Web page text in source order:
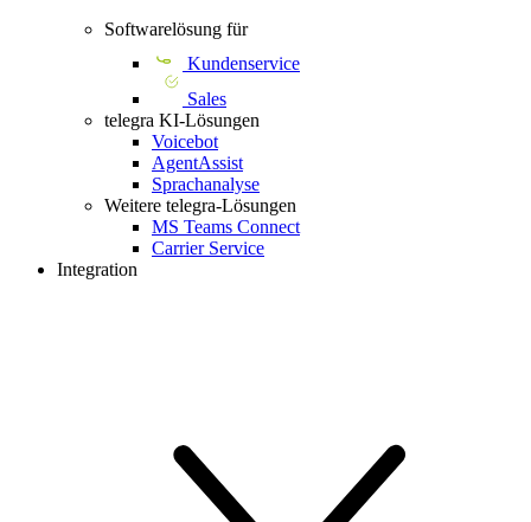
Softwarelösung für
Kundenservice
Sales
telegra KI-Lösungen
Voicebot
AgentAssist
Sprachanalyse
Weitere telegra-Lösungen
MS Teams Connect
Carrier Service
Integration